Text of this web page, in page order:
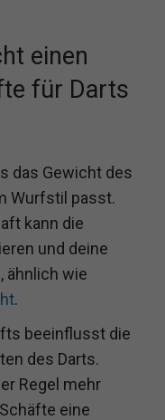
einen
für Darts
das Gewicht des
Wurfstil passt.
kann die
und deine
ähnlich wie
.
beeinflusst die
des Darts.
Regel mehr
eine